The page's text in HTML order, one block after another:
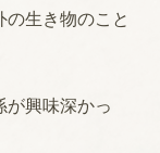
生き物のこと
が興味深かっ